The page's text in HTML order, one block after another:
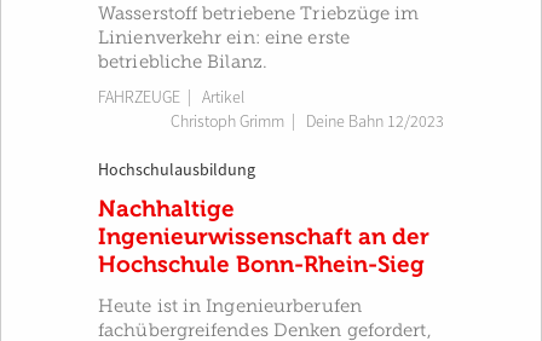
Wasserstoff betriebene Triebzüge im
Linienverkehr ein: eine erste
betriebliche Bilanz.
FAHRZEUGE | Artikel
Christoph Grimm
Deine Bahn 12/2023
Hochschulausbildung
Nachhaltige
Ingenieurwissenschaft an der
Hochschule Bonn-Rhein-Sieg
Heute ist in Ingenieurberufen
fachübergreifendes Denken gefordert,